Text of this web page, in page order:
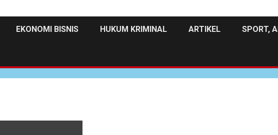
EKONOMI BISNIS HUKUM KRIMINAL ARTIKEL SPORT,